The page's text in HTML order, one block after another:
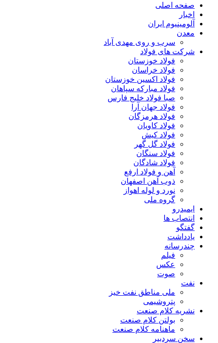
صفحه اصلی
اخبار
آلومینیوم ایران
معدن
سرب و روی مهدی آباد
شرکت های فولاد
فولاد خوزستان
فولاد خراسان
فولاد اکسین خوزستان
فولاد مبارکه سپاهان
صبا فولاد خلیج فارس
فولاد جهان آرا
فولاد هرمزگان
فولاد کاویان
فولاد کیش
فولاد گل گهر
فولاد سنگان
فولاد شادگان
آهن و فولاد ارفع
ذوب آهن اصفهان
نورد و لوله اهواز
گروه ملی
ایمیدرو
انتصاب ها
گفتگو
یادداشت
چندرسانه
فیلم
عکس
صوت
نفت
ملی مناطق نفت خیز
پتروشیمی
نشریه کلام صنعت
بولتن کلام صنعت
ماهنامه کلام صنعت
سخن سردبیر